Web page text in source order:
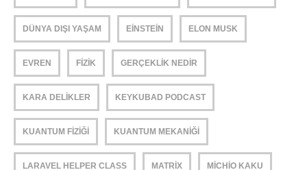
DÜNYA DIŞI YAŞAM EINSTEIN ELON MUSK
EVREN FIZIK GERÇEKLIK NEDIR
KARA DELIKLER KEYKUBAD PODCAST
KUANTUM FIZIĞI KUANTUM MEKANIĞI
LARAVEL HELPER CLASS MATRIX MICHIO KAKU